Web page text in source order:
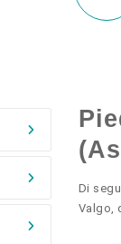
Di
Valgo,